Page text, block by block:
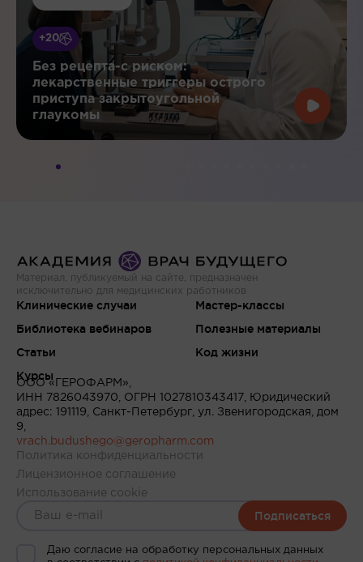
+20
Без рецепта-с риском:
лекарственные триггеры острого
приступа закрытоугольной
глаукомы
Материал, публикуемый на сайте, предназначен
исключительно для медицинских работников
Клинические случаи
Библиотека вебинаров
Статьи
Курсы
Мастер-классы
Полезные материалы
Код жизни
ООО «ГЕРОФАРМ»,
ИНН 7826043970, ОГРН 1027810343417, Юридический
адрес: 191119, Санкт-Петербург, ул. Звенигородская, дом
9,
vrach.budushego@geropharm.com
Политика конфиденциальности
Лицензионное соглашение
Использование cookie
Подписаться
Даю согласие на обработку персональных данных